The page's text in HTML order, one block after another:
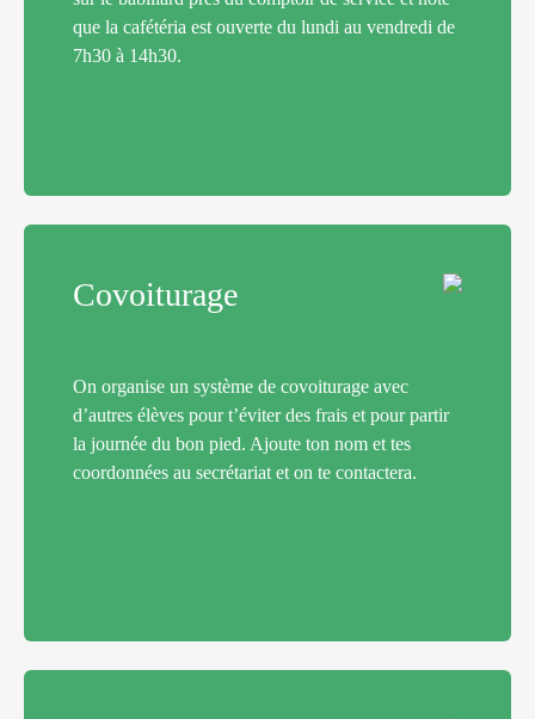
que la cafétéria est ouverte du lundi au vendredi de
7h30 à 14h30.
Covoiturage
On organise un système de covoiturage avec
d’autres élèves pour t’éviter des frais et pour partir
la journée du bon pied. Ajoute ton nom et tes
coordonnées au secrétariat et on te contactera.